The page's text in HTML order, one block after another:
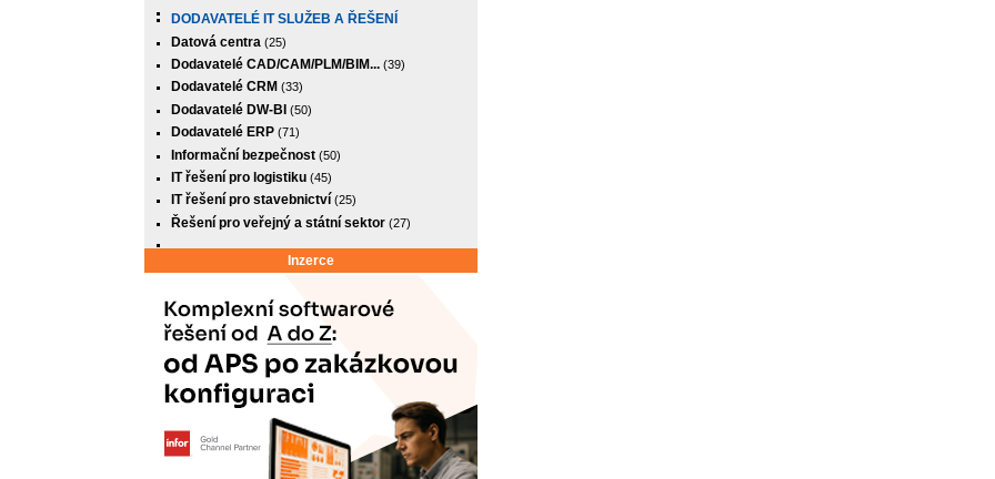
DODAVATELÉ IT SLUŽEB A ŘEŠENÍ
Datová centra (25)
Dodavatelé CAD/CAM/PLM/BIM...(39)
Dodavatelé CRM (33)
Dodavatelé DW-BI (50)
Dodavatelé ERP(71)
Informační bezpečnost(50)
IT řešení pro logistiku(45)
IT řešení pro stavebnictví(25)
Řešení pro veřejný a státní sektor(27)
Inzerce